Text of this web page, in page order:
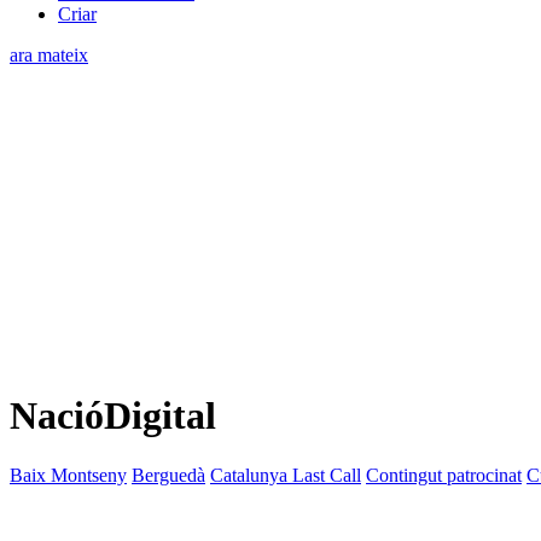
Criar
ara mateix
NacióDigital
Baix Montseny Berguedà Catalunya Last Call Contingut patrocinat